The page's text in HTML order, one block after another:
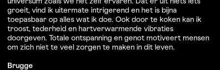
universum zoals we het zelf ervaren. Dat er uit niets iets
groeit, vind ik uitermate intrigerend en het is bijna
toepasbaar op alles wat ik doe. Ook door te koken kan ik
troost, tederheid en hartverwarmende vibraties
doorgeven. Totale ontspanning en genot motiveert mensen
om zich niet te veel zorgen te maken in dit leven.
Brugge